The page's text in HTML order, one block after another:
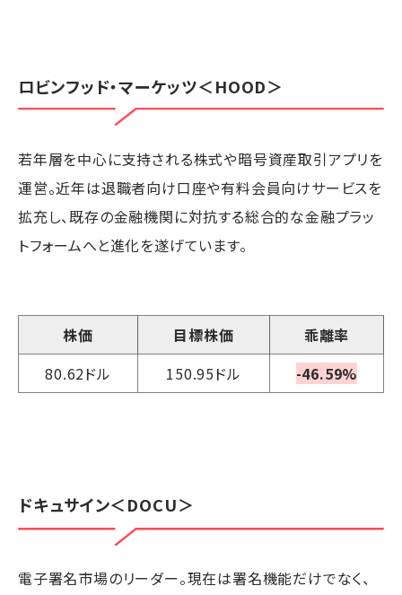
ロビンフッド・マーケッツ＜HOOD＞
若年層を中心に支持される株式や暗号資産取引アプリを
運営。近年は退職者向け口座や有料会員向けサービスを
拡充し、既存の金融機関に対抗する総合的な金融プラッ
トフォームへと進化を遂げています。
株価 目標株価
乖離率
80.62ドル
150.95ドル -46.59%
ドキュサイン＜DOCU＞
電子署名市場のリーダー。現在は署名機能だけでなく、